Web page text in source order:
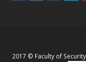
2017 © Faculty of